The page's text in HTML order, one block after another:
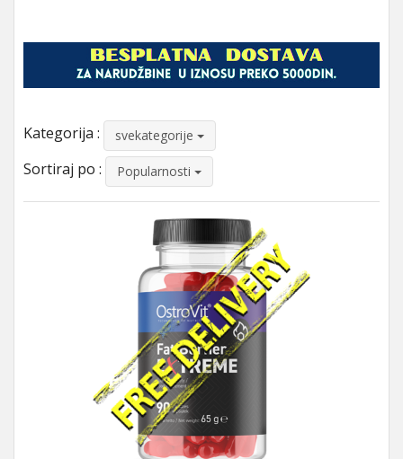
Kategorija : svekategorije
Sortiraj po : Popularnosti